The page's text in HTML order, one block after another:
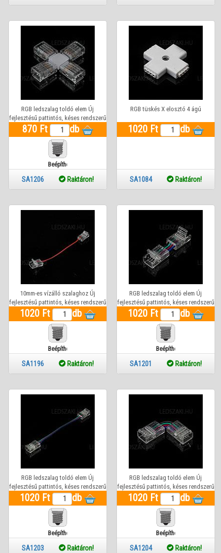
RGB ledszalag toldó elem Új
fejlesztésű pattintós, késes rendszerű
(X - elágazás idom)
870 Ft db
Beépíthető
SA1206 Raktáron!
RGB tüskés X elosztó 4 ágú
1020 Ft db
SA1084 Raktáron!
10mm-es vízálló szalaghoz Új
fejlesztésű pattintós, késes rendszerű
ledszalag toldó elem (egyenes hosszú
vezetékes idom)
1020 Ft db
Beépíthető
SA1196 Raktáron!
RGB ledszalag toldó elem Új
fejlesztésű pattintós, késes rendszerű
(egyenes vezetékes idom)
1020 Ft db
Beépíthető
SA1201 Raktáron!
RGB ledszalag toldó elem Új
fejlesztésű pattintós, késes rendszerű
(egyenes hosszú vezetékes idom)
1020 Ft db
Beépíthető
SA1203 Raktáron!
RGB ledszalag toldó elem Új
fejlesztésű pattintós, késes rendszerű
(90°-os vezetékes idom)
1020 Ft db
Beépíthető
SA1204 Raktáron!